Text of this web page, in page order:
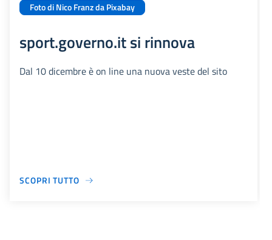
Foto di Nico Franz da Pixabay
sport.governo.it si rinnova
Dal 10 dicembre è on line una nuova veste del sito
SCOPRI TUTTO